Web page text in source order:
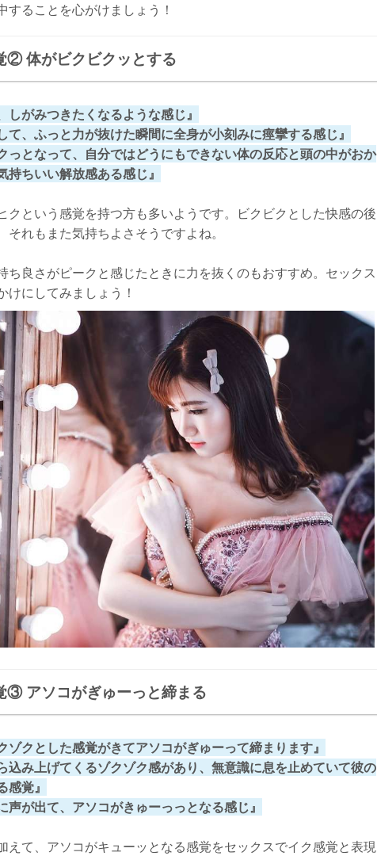
ることを心がけましょう！
② 体がビクビクッとする
しがみつきたくなるような感じ』
て、ふっと力が抜けた瞬間に全身が小刻みに痙攣する感じ』
っとなって、自分ではどうにもできない体の反応と頭の中がおか
ちいい解放感ある感じ』
クという感覚を持つ方も多いようです。ビクビクとした快感の後
れもまた気持ちよさそうですよね。
ち良さがピークと感じたときに力を抜くのもおすすめ。セックス
けにしてみましょう！
③ アソコがぎゅーっと締まる
ゾクとした感覚がきてアソコがぎゅーって締まります』
込み上げてくるゾクゾク感があり、無意識に息を止めていて彼の
覚』
声が出て、アソコがきゅーっっとなる感じ』
えて、アソコがキューッとなる感覚をセックスでイク感覚と表現